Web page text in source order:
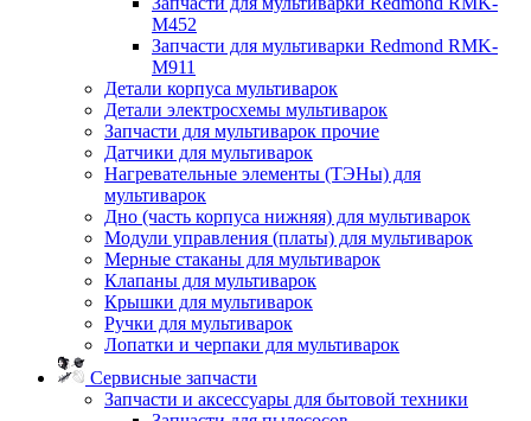
M452
Запчасти для мультиварки Redmond RMK-
M911
Детали корпуса мультиварок
Детали электросхемы мультиварок
Запчасти для мультиварок прочие
Датчики для мультиварок
Нагревательные элементы (ТЭНы) для
мультиварок
Дно (часть корпуса нижняя) для мультиварок
Модули управления (платы) для мультиварок
Мерные стаканы для мультиварок
Клапаны для мультиварок
Крышки для мультиварок
Ручки для мультиварок
Лопатки и черпаки для мультиварок
Сервисные запчасти
Запчасти и аксессуары для бытовой техники